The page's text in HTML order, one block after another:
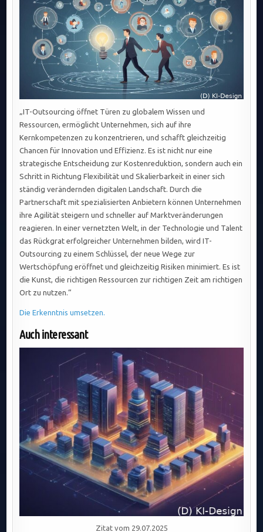
„IT-Outsourcing öffnet Türen zu globalem Wissen und
Ressourcen, ermöglicht Unternehmen, sich auf ihre
Kernkompetenzen zu konzentrieren, und schafft gleichzeitig
Chancen für Innovation und Effizienz. Es ist nicht nur eine
strategische Entscheidung zur Kostenreduktion, sondern auch ein
Schritt in Richtung Flexibilität und Skalierbarkeit in einer sich
ständig verändernden digitalen Landschaft. Durch die
Partnerschaft mit spezialisierten Anbietern können Unternehmen
ihre Agilität steigern und schneller auf Marktveränderungen
reagieren. In einer vernetzten Welt, in der Technologie und Talent
das Rückgrat erfolgreicher Unternehmen bilden, wird IT-
Outsourcing zu einem Schlüssel, der neue Wege zur
Wertschöpfung eröffnet und gleichzeitig Risiken minimiert. Es ist
die Kunst, die richtigen Ressourcen zur richtigen Zeit am richtigen
Ort zu nutzen.“
Die Erkenntnis umsetzen.
Auch interessant
Zitat vom 29.07.2025